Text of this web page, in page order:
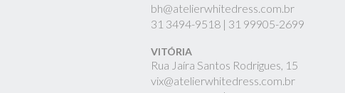
bh@atelierwhitedress.com.br
31 3494-9518 | 31 99905-2699
VITÓRIA
Rua Jaíra Santos Rodrigues, 15
vix@atelierwhitedress.com.br